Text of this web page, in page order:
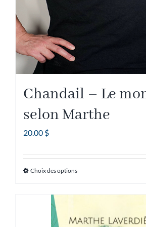
Chandail – Le
selon Marthe
20.00 $
Choix des optionsCe
plusieurs